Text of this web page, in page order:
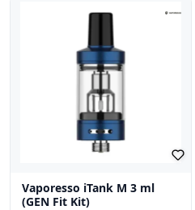
Vaporesso iTank M 3 ml
(GEN Fit Kit)